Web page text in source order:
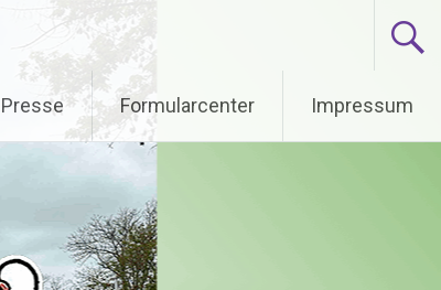
Presse Formularcenter Impressum